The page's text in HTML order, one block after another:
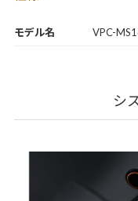
モデル名 VPC-
シ